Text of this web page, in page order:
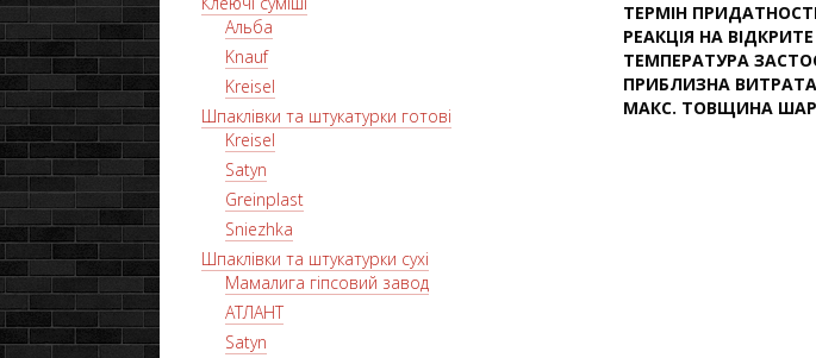
Альба
Knauf
Kreisel
Шпаклівки та штукатурки готові
Kreisel
Satyn
Greinplast
Sniezhka
Шпаклівки та штукатурки сухі
Мамалига гіпсовий завод
АТЛАНТ
Satyn
ТЕРМІН
РЕАКЦІЯ НА
ТЕМПЕРАТУРА
ПРИБЛИЗНА
МАКС. ТОВЩИНА